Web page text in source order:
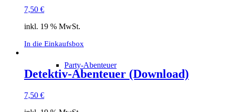
Party-Abenteuer
7,50 €
inkl. 19 % MwSt.
In die Einkaufsbox
Detektiv-Abenteuer (Download)
7,50 €